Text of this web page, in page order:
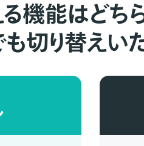
機能はどち
切り替えい